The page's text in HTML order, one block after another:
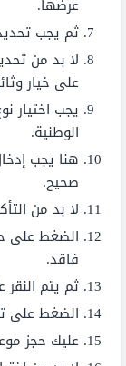
عرضها.
ثم يجب
لا بد من
على خيار
يجب اختيار
الوطنية.
هنا يجب
صحيح.
لا بد من
الضغط على
فاقد.
ثم يتم النقر
الضغط على
عليك حجز